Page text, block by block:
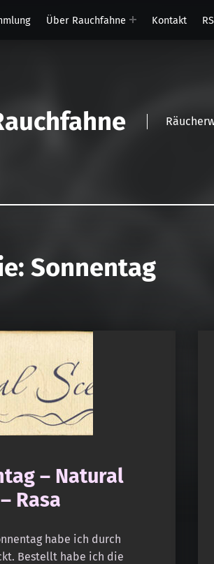
Über Rauchfahne Kontakt
Sonnentag
– Natural
Rasa
habe ich durch
Bestellt habe ich die